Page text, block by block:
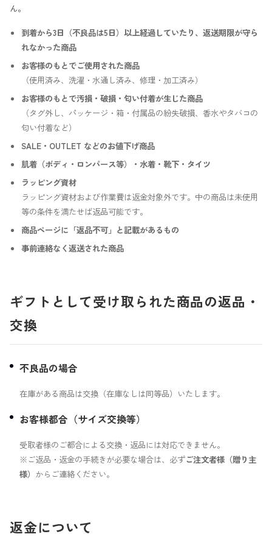
ん。
到着から3日（不良品は5日）以上経過していたり、返送期限が守ら
れなかった商品
お客様のもとでご使用された商品
（使用済み、洗濯・水通し済み、修理・加工済み）
お客様のもとで汚損・破損・匂い付着が生じた商品
（タグ外し、パッケージ・箱・付属品の紛失破損、香水やタバコの
匂い付着など）
SALE・OUTLET などのお値下げ商品
肌着（ボディ・ロンパース等）・水着・靴下・タイツ
ラッピング資材
ラッピング資材および作業費は返金対象外です。中の商品は未使用
等の条件を満たせば返品可能です。
商品ページに「返品不可」と記載があるもの
事前連絡なく返送された商品
ギフトとして受け取られた商品の返品・
交換
不良品の場合
在庫がある商品は交換（在庫なしは同等品）いたします。
お客様都合（サイズ交換等）
受取者様のご都合による交換・返品には対応できません。
※ご返品・返金の手続きが必要な場合は、必ずご注文者様（贈り主
様） からご連絡ください。
返金について